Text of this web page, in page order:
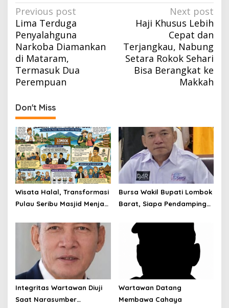
Post
navigation
Previous post
Lima Terduga
Penyalahguna
Narkoba Diamankan
di Mataram,
Termasuk Dua
Perempuan
Next post
Haji Khusus Lebih
Cepat dan
Terjangkau, Nabung
Setara Rokok Sehari
Bisa Berangkat ke
Makkah
Don't Miss
Wisata Halal, Transformasi
Pulau Seribu Masjid Menjadi
Kelas Dunia
Bursa Wakil Bupati Lombok
Barat, Siapa Pendamping
Integritas Wartawan Diuji
Saat Narasumber
Wartawan Datang
Membawa Cahaya